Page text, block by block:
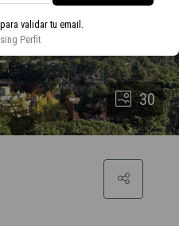
validar tu email.
Perfit
30